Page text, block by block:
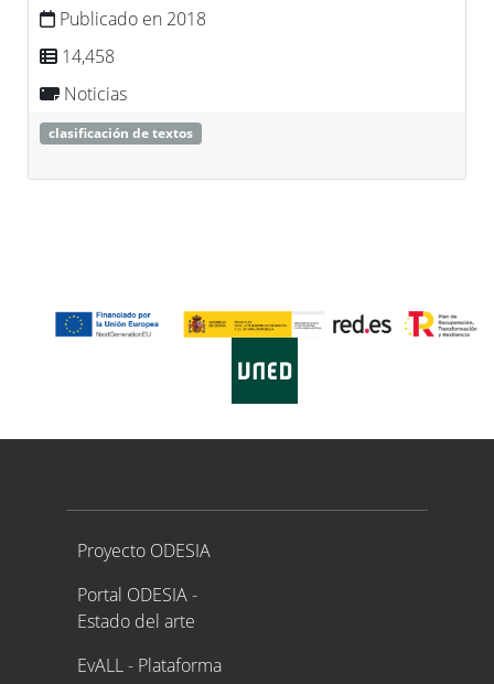
Publicado en 2018
14,458
Noticias
clasificación de textos
Proyecto ODESIA
Proyecto ODESIA
Portal ODESIA -
Estado del arte
EvALL - Plataforma